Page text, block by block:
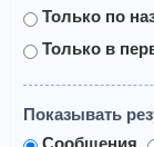
Только по
Только в
Показывать
Сообщения